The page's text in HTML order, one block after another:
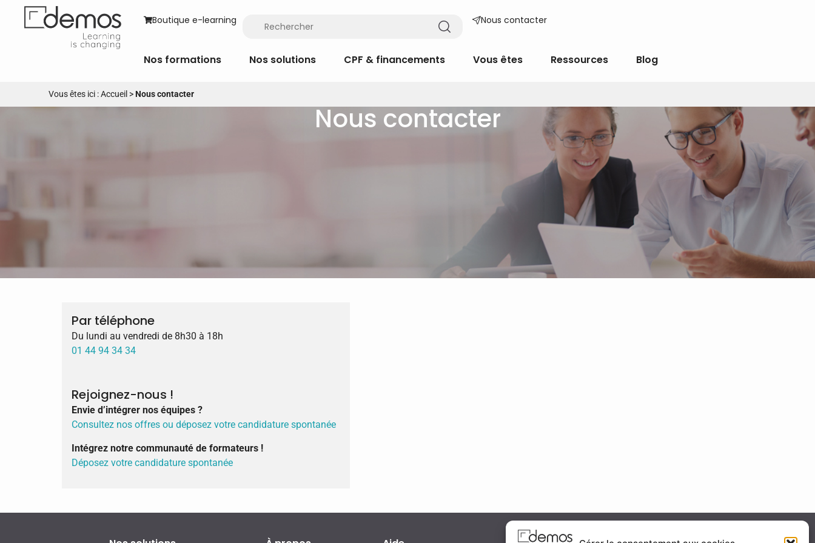
Boutique e-learning Nous contacter
Nos formations Nos solutions CPF & financements Vous êtes Ressources Blog
Vous êtes ici :Accueil >Nous contacter
Nous contacter
Par téléphone
Du lundi au vendredi de 8h30 à 18h
01 44 94 34 34
Rejoignez-nous !
Envie d’intégrer nos équipes ?
Consultez nos offres ou déposez votre candidature spontanée
Intégrez notre communauté de formateurs !
Déposez votre candidature spontanée